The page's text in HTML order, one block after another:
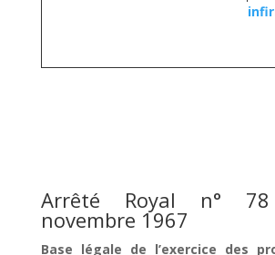
Arrêté Royal n°
novembre 1967
Base légale de l’exercice des